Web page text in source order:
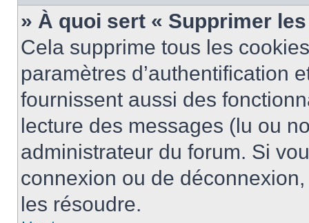
» À quoi sert « Supprimer
Cela supprime tous les
paramètres d’authentification
fournissent aussi des
lecture des messages (lu ou
administrateur du forum. Si
connexion ou de
les résoudre.